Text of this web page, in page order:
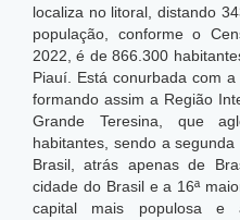
localiza no litoral, distando
população, conforme o
2022, é de 866.300
Piauí. Está conurbada com
formando assim a Região
Grande Teresina, que
habitantes, sendo a
Brasil, atrás apenas de
cidade do Brasil e a 16ª
capital mais populosa